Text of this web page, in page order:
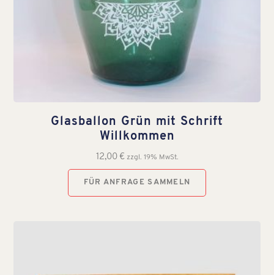
Glasballon Grün mit Schrift
Willkommen
12,00 € zzgl. 19% MwSt.
FÜR ANFRAGE SAMMELN